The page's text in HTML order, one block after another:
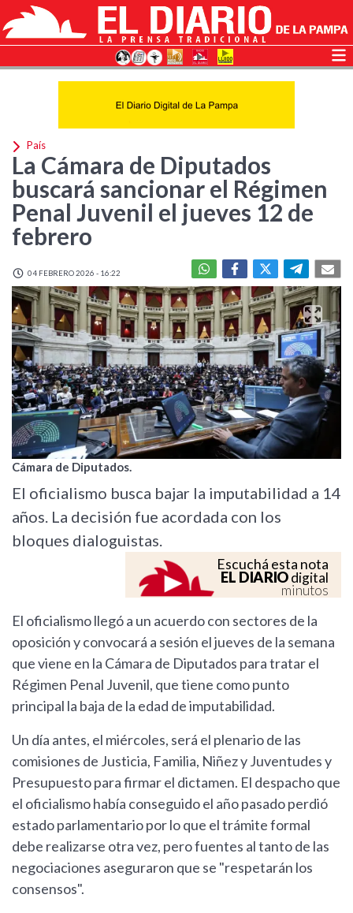
País
La Cámara de Diputados
buscará sancionar el Régimen
Penal Juvenil el jueves 12 de
febrero
04 FEBRERO 2026 - 16:22
Cámara de Diputados.
El oficialismo busca bajar la imputabilidad a 14
años. La decisión fue acordada con los
bloques dialoguistas.
Escuchá esta nota
EL DIARIOdigital
minutos
El oficialismo llegó a un acuerdo con sectores de la
oposición y convocará a sesión el jueves de la semana
que viene en la Cámara de Diputados para tratar el
Régimen Penal Juvenil, que tiene como punto
principal la baja de la edad de imputabilidad.
Un día antes, el miércoles, será el plenario de las
comisiones de Justicia, Familia, Niñez y Juventudes y
Presupuesto para firmar el dictamen. El despacho que
el oficialismo había conseguido el año pasado perdió
estado parlamentario por lo que el trámite formal
debe realizarse otra vez, pero fuentes al tanto de las
negociaciones aseguraron que se "respetarán los
consensos".